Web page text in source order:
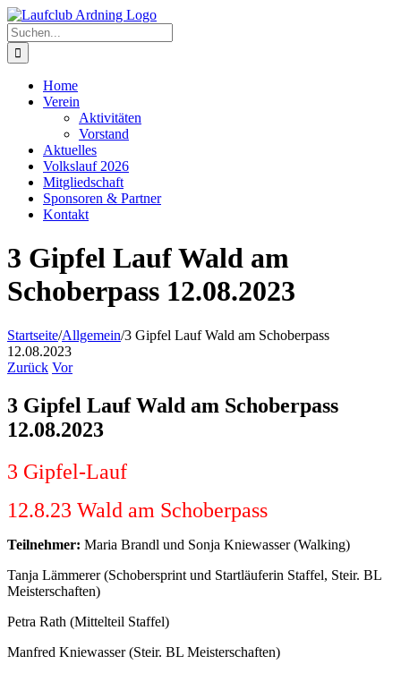
Zum
Inhalt
springen
Suche
nach:
Home
Verein
Aktivitäten
Vorstand
Aktuelles
Volkslauf 2026
Mitgliedschaft
Sponsoren & Partner
Kontakt
3 Gipfel Lauf Wald am
Schoberpass 12.08.2023
Startseite/Allgemein/3 Gipfel Lauf Wald am Schoberpass
12.08.2023
Zurück Vor
3 Gipfel Lauf Wald am Schoberpass
12.08.2023
3 Gipfel-Lauf
12.8.23 Wald am Schoberpass
Teilnehmer: Maria Brandl und Sonja Kniewasser (Walking)
Tanja Lämmerer (Schobersprint und Startläuferin Staffel, Steir. BL
Meisterschaften)
Petra Rath (Mittelteil Staffel)
Manfred Kniewasser (Steir. BL Meisterschaften)